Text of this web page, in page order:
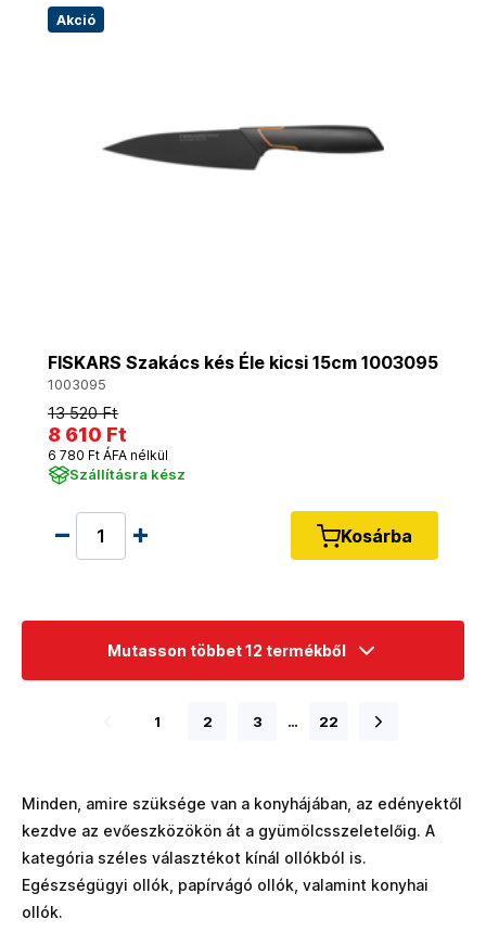
Akció
FISKARS Szakács kés Éle kicsi 15cm 1003095
1003095
13 520 Ft
8 610 Ft
6 780 Ft ÁFA nélkül
Szállításra kész
Kosárba
Mutasson többet 12 termékből
1 2 3 … 22
Minden, amire szüksége van a konyhájában, az edényektől
kezdve az evőeszközökön át a gyümölcsszeletelőig. A
kategória széles választékot kínál ollókból is.
Egészségügyi ollók, papírvágó ollók, valamint konyhai
ollók.